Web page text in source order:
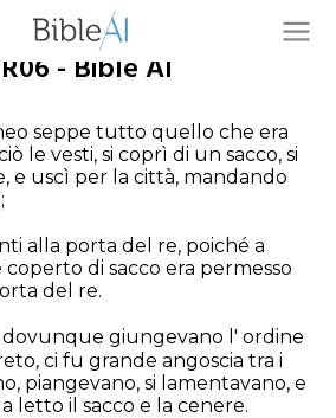
- Bible AI
seppe tutto quello che era
le vesti, si coprì di un sacco, si
e uscì per la città, mandando
alla porta del re, poiché a
coperto di sacco era permesso
del re.
dovunque giungevano l' ordine
ci fu grande angoscia tra i
piangevano, si lamentavano, e
letto il sacco e la cenere.